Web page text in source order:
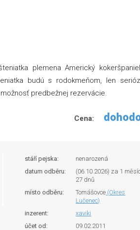
plemena Americký
budú s rodokmeňom, len
predbežnej rezervácie.
Cena:
stáří pejska:
nenarozená
datum odběru:
(06.10.2026) za 1
27 dnů
místo odběru:
Tomášovce (Okres
Lučenec)
inzerent:
xaviki
účet od:
09.02.2011